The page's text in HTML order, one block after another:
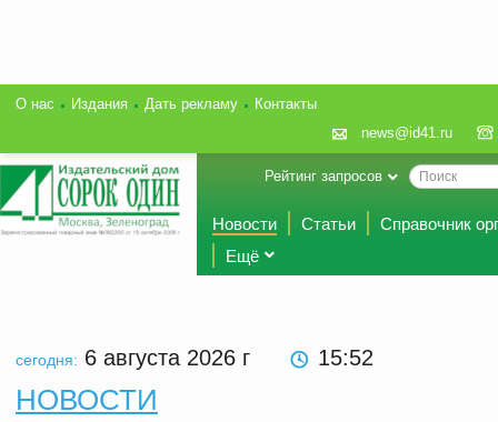
О нас Издания Дать рекламу
Контакты
news@id41.ru
Рейтинг запросов
Новости Статьи
Справочник
Ещё
сегодня: 6 августа 2026 г 15:52
НОВОСТИ